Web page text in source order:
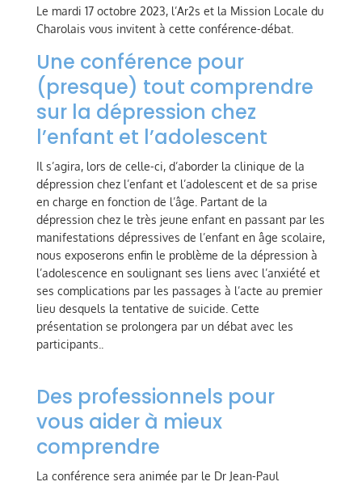
Le mardi 17 octobre 2023, l’Ar2s et la Mission Locale du
Charolais vous invitent à cette conférence-débat.
Une conférence pour
(presque) tout comprendre
sur la dépression chez
l’enfant et l’adolescent
Il s’agira, lors de celle-ci, d’aborder la clinique de la
dépression chez l’enfant et l’adolescent et de sa prise
en charge en fonction de l’âge. Partant de la
dépression chez le très jeune enfant en passant par les
manifestations dépressives de l’enfant en âge scolaire,
nous exposerons enfin le problème de la dépression à
l’adolescence en soulignant ses liens avec l’anxiété et
ses complications par les passages à l’acte au premier
lieu desquels la tentative de suicide. Cette
présentation se prolongera par un débat avec les
participants..
Des professionnels pour
vous aider à mieux
comprendre
La conférence sera animée par le Dr Jean-Paul